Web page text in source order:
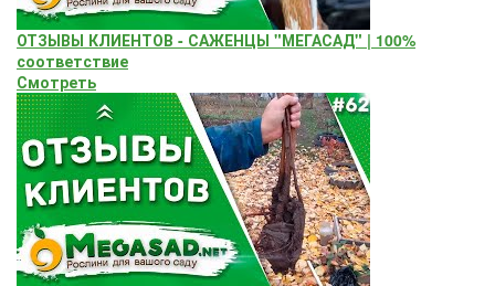
ОТЗЫВЫ КЛИЕНТОВ - САЖЕНЦЫ "МЕГАСАД" | 100%
соответствие
Смотреть